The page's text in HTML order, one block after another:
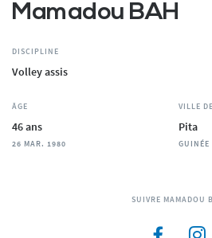
Mamadou BAH
DISCIPLINE
Volley assis
ÂGE
46 ans
26 MAR. 1980
VILLE
Pita
GUINÉE
SUIVRE MAMADOU